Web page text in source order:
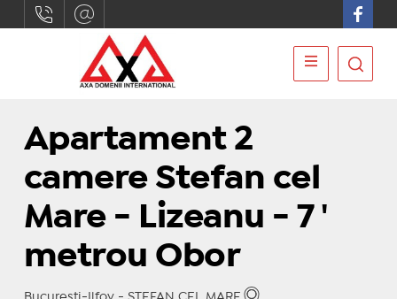
Apartament 2
camere Stefan cel
Mare - Lizeanu - 7 '
metrou Obor